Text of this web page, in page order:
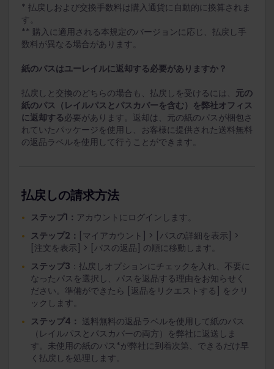
* 払戻しおよび交換手数料は購入通貨に自動的に換算されま
す。
** 購入に適用される本規定のバージョンに応じ、払戻し手
数料が異なる場合があります。
紙のパスはユーレイルに返却する必要がありますか？
払戻しと交換のどちらの場合も、払戻しを受けるには、 元の
紙のパス（レイルパスとパスカバーを含む）を弊社オフィス
に返却する必要があります。返却は、元の紙のパスが梱包さ
れていたパッケージを使用し、お客様に提供された送料無料
の返品ラベルを使用して行うことができます。
払戻しの請求方法
ステップ1： アカウントにログインします。
ステップ2： [マイアカウント] > [パスの詳細を表示] >
[注文を表示] > [パスの返品] の順に移動します。
ステップ3 ：払戻しオプションにチェックを入れ、不要に
なったパスを選択し、パスを返品する理由をお知らせく
ださい。準備ができたら [返品をリクエストする] をクリ
ックします。
ステップ4： 送料無料の返品ラベルを使用して紙のパス
（レイルパスとパスカバーの両方）を弊社に返送しま
す。未使用の紙のパス*が弊社に到着次第、できるだけ早
く払戻しを処理します。